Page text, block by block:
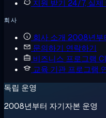
지원 받기 24/7, 실제
회사
회사 소개 2008년부
문의하기 연락하기
비즈니스 프로그램
교육 기관 프로그램
독립 운영
2008년부터 자기자본 운영